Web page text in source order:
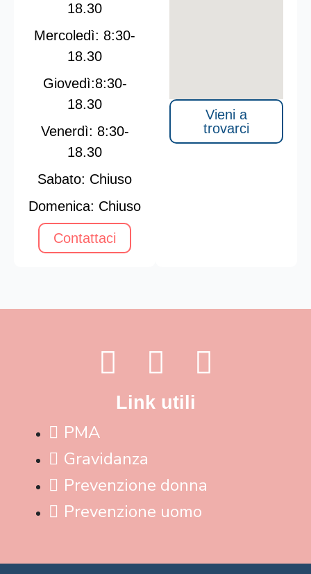
18.30
Mercoledì: 8:30-
18.30
Giovedì:8:30-
18.30
Venerdì: 8:30-
18.30
Sabato: Chiuso
Domenica: Chiuso
Contattaci
Vieni a
trovarci
Link utili
PMA
Gravidanza
Prevenzione donna
Prevenzione uomo